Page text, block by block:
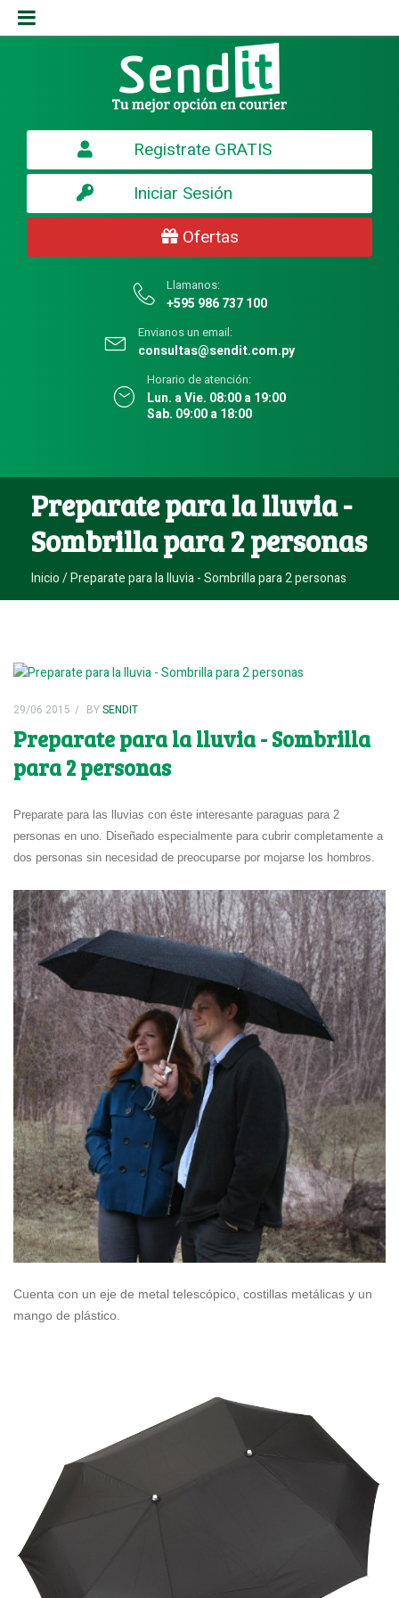
Registrate GRATIS
Iniciar Sesión
Ofertas
Llamanos:
+595 986 737 100
Envianos un email:
consultas@sendit.com.py
Horario de atención:
Lun. a Vie. 08:00 a 19:00
Sab. 09:00 a 18:00
Preparate para la lluvia -
Sombrilla para 2 personas
Inicio Preparate para la lluvia - Sombrilla para 2 personas
29/06 2015 BYSENDIT
Preparate para la lluvia - Sombrilla
para 2 personas
Preparate para las lluvias con éste interesante paraguas para 2
personas en uno. Diseñado especialmente para cubrir completamente a
dos personas sin necesidad de preocuparse por mojarse los hombros.
Cuenta con un eje de metal telescópico, costillas metálicas y un
mango de plástico.